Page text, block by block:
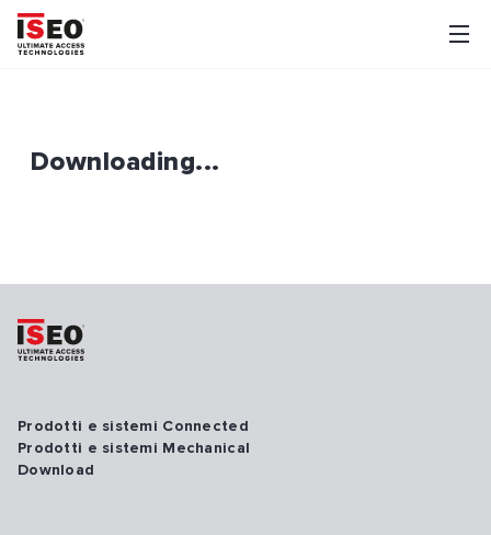
Downloading...
Prodotti e sistemi Connected
Prodotti e sistemi Mechanical
Download